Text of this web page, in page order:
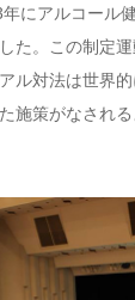
にアルコール
た。この制定
ル対法は世界
施策がなされ